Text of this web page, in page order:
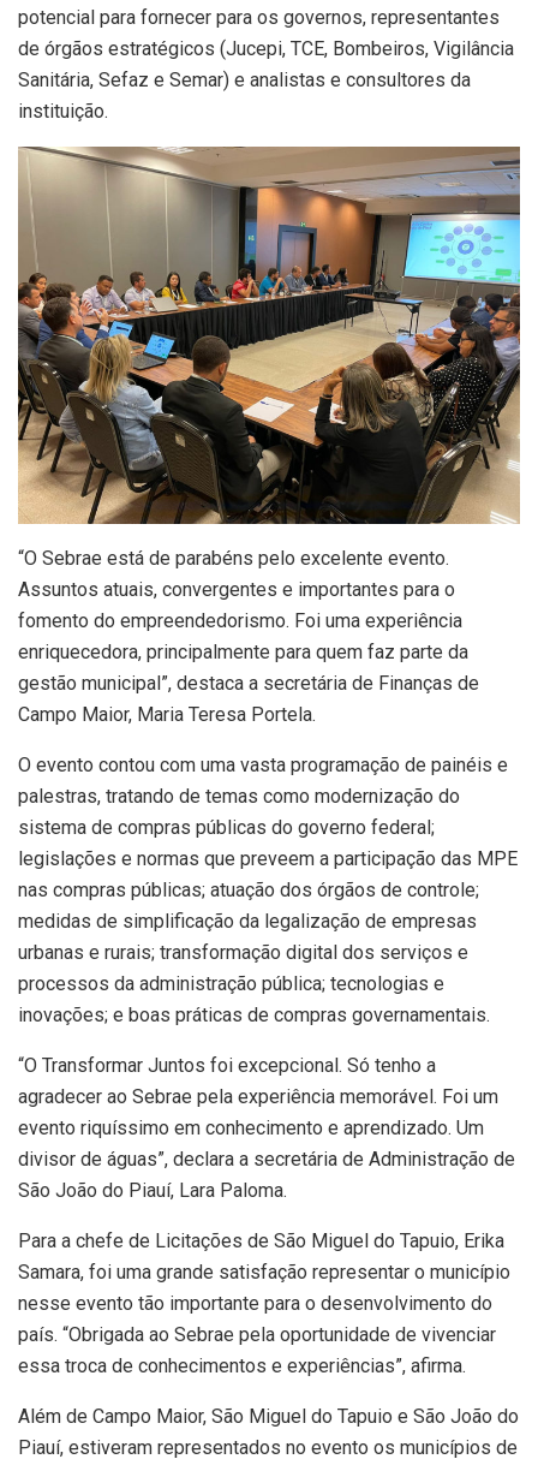
potencial para fornecer para os governos, representantes
de órgãos estratégicos (Jucepi, TCE, Bombeiros, Vigilância
Sanitária, Sefaz e Semar) e analistas e consultores da
instituição.
“O Sebrae está de parabéns pelo excelente evento.
Assuntos atuais, convergentes e importantes para o
fomento do empreendedorismo. Foi uma experiência
enriquecedora, principalmente para quem faz parte da
gestão municipal”, destaca a secretária de Finanças de
Campo Maior, Maria Teresa Portela.
O evento contou com uma vasta programação de painéis e
palestras, tratando de temas como modernização do
sistema de compras públicas do governo federal;
legislações e normas que preveem a participação das MPE
nas compras públicas; atuação dos órgãos de controle;
medidas de simplificação da legalização de empresas
urbanas e rurais; transformação digital dos serviços e
processos da administração pública; tecnologias e
inovações; e boas práticas de compras governamentais.
“O Transformar Juntos foi excepcional. Só tenho a
agradecer ao Sebrae pela experiência memorável. Foi um
evento riquíssimo em conhecimento e aprendizado. Um
divisor de águas”, declara a secretária de Administração de
São João do Piauí, Lara Paloma.
Para a chefe de Licitações de São Miguel do Tapuio, Erika
Samara, foi uma grande satisfação representar o município
nesse evento tão importante para o desenvolvimento do
país. “Obrigada ao Sebrae pela oportunidade de vivenciar
essa troca de conhecimentos e experiências”, afirma.
Além de Campo Maior, São Miguel do Tapuio e São João do
Piauí, estiveram representados no evento os municípios de